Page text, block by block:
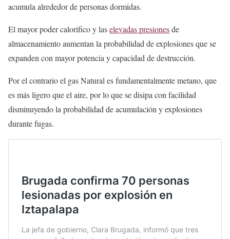
acumula alrededor de personas dormidas.
El mayor poder calorífico y laselevadas presionesde
almacenamiento aumentan la probabilidad de explosiones que se
expanden con mayor potencia y capacidad de destrucción.
Por el contrario el gas Natural es fundamentalmente metano, que
es más ligero que el aire, por lo que se disipa con facilidad
disminuyendo la probabilidad de acumulación y explosiones
durante fugas.